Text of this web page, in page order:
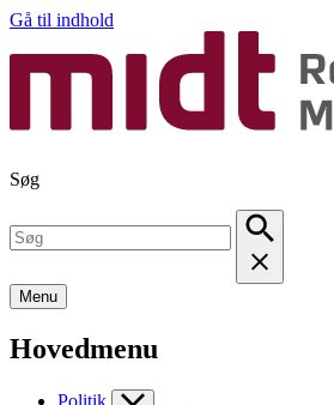
Gå til indhold
Søg
Menu
Hovedmenu
Politik